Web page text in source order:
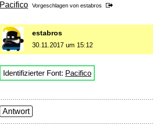
Pacifico Vorgeschlagen von estabros
estabros
30.11.2017 um 15:12
Identifizierter Font: Pacifico
Antwort